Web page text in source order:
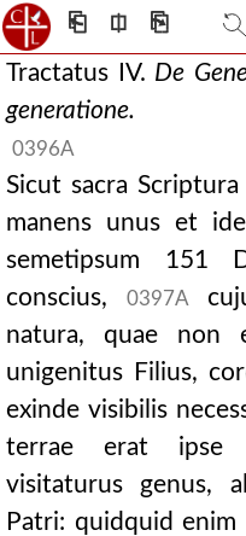
⎗ ⎅ ⎘
Tractatus IV. De
generatione.
0396A
Sicut sacra
manens unus et
semetipsum 151
conscius,
0397A
natura, quae non
unigenitus Filius,
exinde visibilis
terrae erat ipse
visitaturus genus,
Patri: quidquid